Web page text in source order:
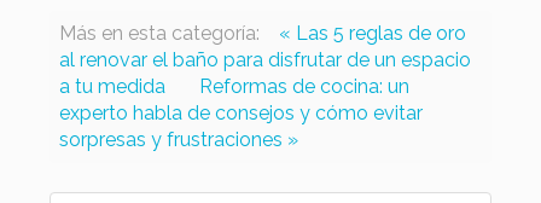
Más en esta categoría:
« Las 5 reglas de oro
al renovar el baño para disfrutar de un espacio
a tu medida
Reformas de cocina: un
experto habla de consejos y cómo evitar
sorpresas y frustraciones »